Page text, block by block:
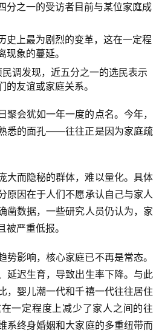
分之一的受访者目前与某位家庭成
史上最为剧烈的变革，这在一定程
现象的蔓延。
调发现，近五分之一的选民表示
友谊或家庭关系。
聚会犹如一年一度的点名。今年，
悉的面孔——往往正是因为家庭疏
大而隐秘的群体，难以量化。具体
原因在于人们不愿承认自己与家人
凿数据，一些研究人员仍认为，家
严重低报。
势影响，核心家庭已不再是常态。
延迟生育，导致出生率下降。与此
，婴儿潮一代和千禧一代往往居住
一定程度上减少了家人之间的往
系终身婚姻和大家庭的多重纽带而